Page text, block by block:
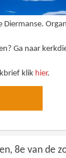
Diermanse.
Ga naar
klik hier.
8e van de